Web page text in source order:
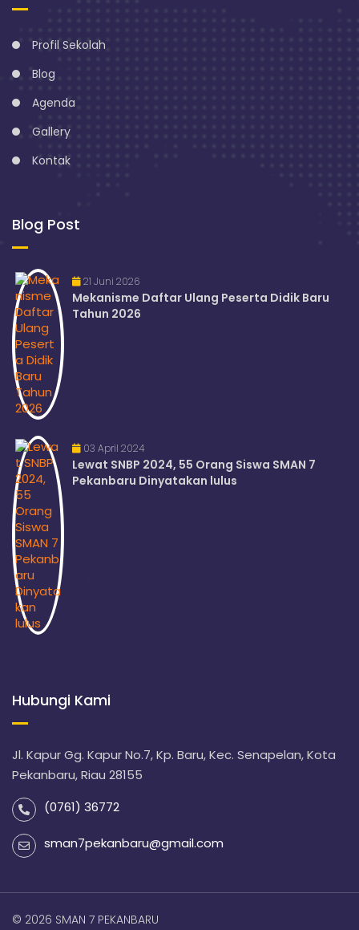
Profil Sekolah
Blog
Agenda
Gallery
Kontak
Blog Post
21 Juni 2026
Mekanisme Daftar Ulang Peserta Didik Baru
Tahun 2026
03 April 2024
Lewat SNBP 2024, 55 Orang Siswa SMAN 7
Pekanbaru Dinyatakan lulus
Hubungi Kami
Jl. Kapur Gg. Kapur No.7, Kp. Baru, Kec. Senapelan, Kota
Pekanbaru, Riau 28155
(0761) 36772
sman7pekanbaru@gmail.com
© 2026 SMAN 7 PEKANBARU